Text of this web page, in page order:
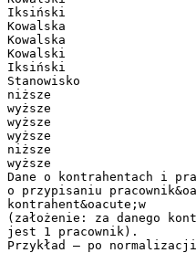
Iksiński
Kowalska
Kowalska
Kowalski
Iksiński
Stanowisko
niższe
wyższe
wyższe
wyższe
niższe
wyższe
Dane o kontrahentach i
o przypisaniu
kontrahent&oacute;w
(założenie: za danego
jest 1 pracownik).
Przykład – po normalizacji